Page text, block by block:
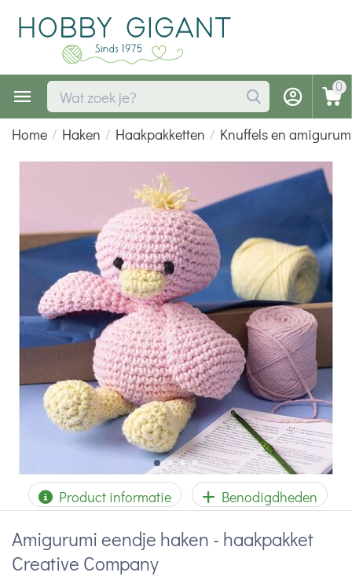
0
Home / Haken / Haakpakketten / Knuffels en
Product informatie Benodigdheden
Amigurumi eendje haken - haakpakket
Creative Company